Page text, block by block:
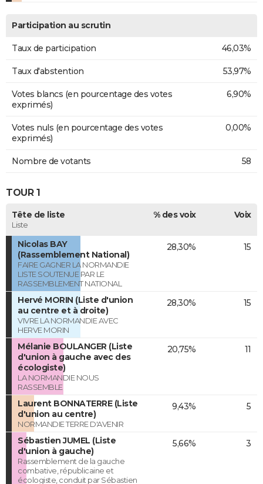
Participation au scrutin
Taux de participation 46,03%
Taux d'abstention 53,97%
Votes blancs (en pourcentage des votes
exprimés)
6,90%
Votes nuls (en pourcentage des votes
exprimés)
0,00%
Nombre de votants 58
TOUR 1
Tête de liste
Liste
% des voix Voix
Nicolas BAY
(Rassemblement National)
FAIRE GAGNER LA NORMANDIE
LISTE SOUTENUE PAR LE
RASSEMBLEMENT NATIONAL
28,30% 15
Hervé MORIN (Liste d'union
au centre et à droite)
VIVRE LA NORMANDIE AVEC
HERVE MORIN
28,30% 15
Mélanie BOULANGER (Liste
d'union à gauche avec des
écologiste)
LA NORMANDIE NOUS
RASSEMBLE
20,75% 11
Laurent BONNATERRE (Liste
d'union au centre)
NORMANDIE TERRE D'AVENIR
9,43% 5
Sébastien JUMEL (Liste
d'union à gauche)
Rassemblement de la gauche
combative, républicaine et
écologiste, conduit par Sébastien
5,66% 3